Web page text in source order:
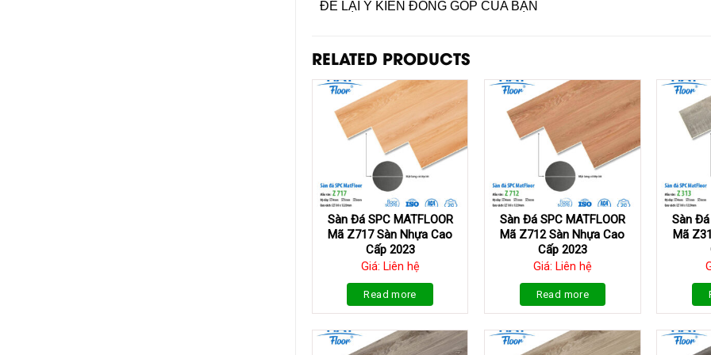
ĐỂ LẠI Ý KIẾN ĐÓNG GÓP CỦA BẠN
RELATED PRODUCTS
Sàn Đá SPC MATFLOOR
Mã Z717 Sàn Nhựa Cao
Cấp 2023
Giá: Liên hệ
Read more
Sàn Đá SPC MATFLOOR
Mã Z712 Sàn Nhựa Cao
Cấp 2023
Giá: Liên hệ
Read more
Sàn Đá
Mã